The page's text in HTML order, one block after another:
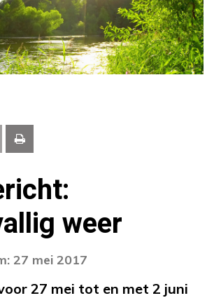
weer
27 mei 2017
27 mei tot en met 2 juni